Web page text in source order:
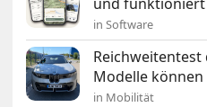
in Software
Reichweitentest
Modelle
in Mobilität